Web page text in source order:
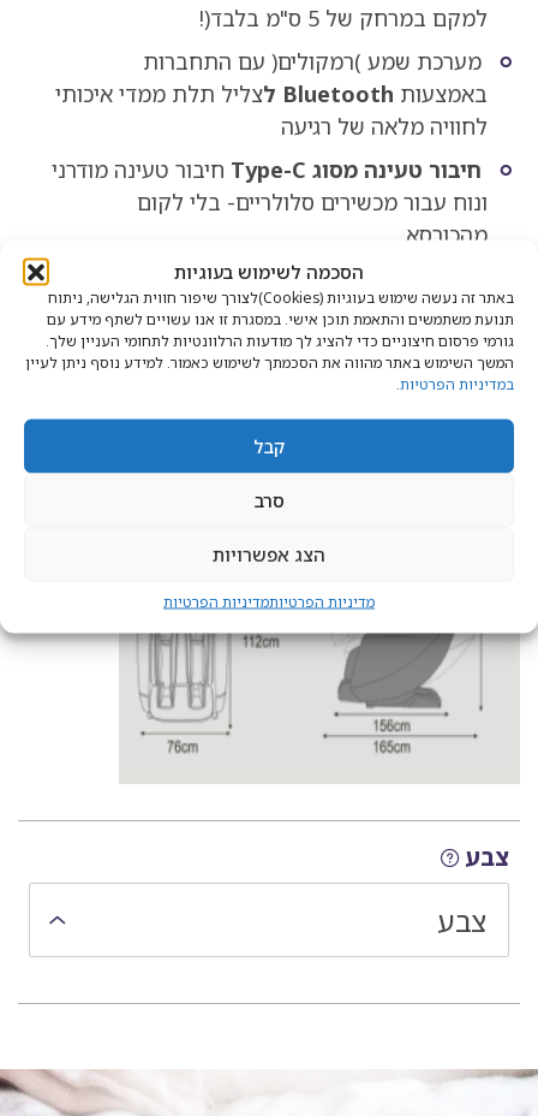
הסכמה לשימוש בעוגיות
באתר זה נעשה שימוש בעוגיות (Cookies)לצורך שיפור חווית הגלישה, ניתוח
תנועת משתמשים והתאמת תוכן אישי. במסגרת זו אנו עשויים לשתף מידע עם
גורמי פרסום חיצוניים כדי להציג לך מודעות הרלוונטיות לתחומי העניין שלך.
המשך השימוש באתר מהווה את הסכמתך לשימוש כאמור. למידע נוסף ניתן לעיין
במדיניות הפרטיות
קבל
סרב
הצג אפשרויות
מדיניות הפרטיותמדיניות הפרטיות
למקם במרחק של 5 ס"מ בלבד(!
מערכת שמע )רמקולים( עם התחברות
באמצעות Bluetooth ל
צליל תלת ממדי איכותי
לחוויה מלאה של רגיעה
חיבור טעינה מסוג Type-C חיבור טעינה מודרני
ונוח עבור מכשירים סלולריים- בלי לקום
מהכורסא.
מתקן / תושבת לטלפון נייד.
מידות
גובה:112 ס”מ
רוחב:חיצוני 76 , פנימי- מושב 51
בחירת הרכבת חלקי המוצר
צבע
צבע